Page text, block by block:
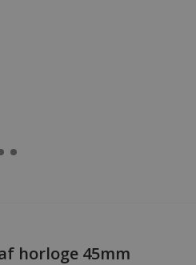
horloge 45mm